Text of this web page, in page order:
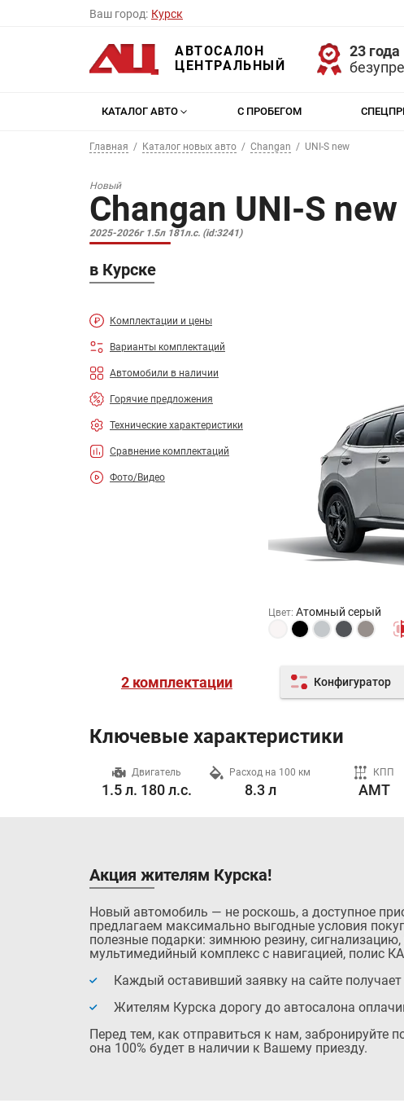
Ваш город: Курск
АВТОСАЛОН
ЦЕНТРАЛЬНЫЙ
23 года
КАТАЛОГ АВТО С ПРОБЕГОМ
Главная Каталог новых авто Changan UNI-S new
Новый
Changan UNI-S new
2025-2026г 1.5л 181л.с. (id:3241)
в Курске
Комплектации и цены
Варианты комплектаций
Автомобили в наличии
Горячие предложения
Технические характеристики
Сравнение комплектаций
Фото/Видео
Цвет: Атомный серый
2 комплектации Конфигуратор
Ключевые характеристики
Двигатель
1.5 л. 180 л.с.
Расход на 100 км
8.3 л
КПП
AMT
Акция жителям Курска!
Новый автомобиль — не роскошь, а доступное
предлагаем максимально выгодные условия
полезные подарки: зимнюю резину, сигнализацию,
мультимедийный комплекс с навигацией, полис
Каждый оставивший заявку на сайте
Жителям Курска дорогу до автосалона
Перед тем, как отправиться к нам, забронируйте
она 100% будет в наличии к Вашему приезду.